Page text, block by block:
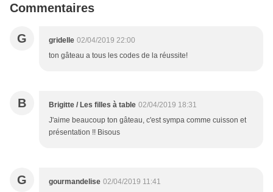
Commentaires
G gridelle 02/04/2019 22:00
ton gâteau a tous les codes de la réussite!
B Brigitte / Les filles à table 02/04/2019 18:31
J'aime beaucoup ton gâteau, c'est sympa comme cuisson et
présentation !! Bisous
G gourmandelise 02/04/2019 11:41